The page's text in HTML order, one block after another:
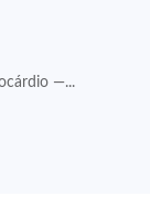
—...